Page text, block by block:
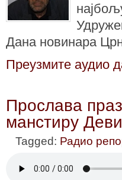
Дана новинара
Преузмите аудио
Прослава
манстиру
Tagged: Радио